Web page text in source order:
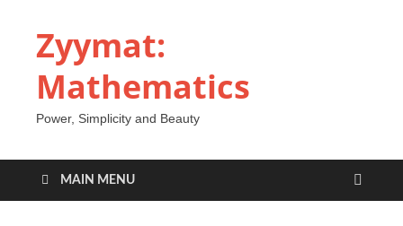
Zyymat:
Mathematics
Power, Simplicity and Beauty
MAIN MENU